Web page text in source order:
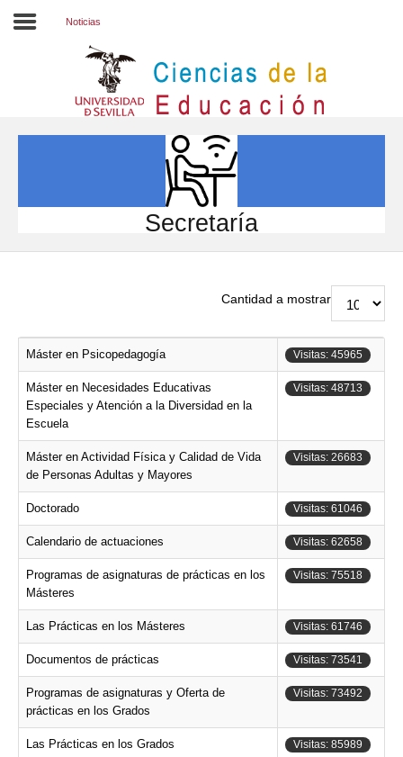
INVESTIGACIÓN
Noticias
Secretaría
Cantidad a mostrar
Máster en Psicopedagogía Visitas: 45965
Máster en Necesidades Educativas
Especiales y Atención a la Diversidad en la
Escuela
Visitas: 48713
Máster en Actividad Física y Calidad de Vida
de Personas Adultas y Mayores
Visitas: 26683
Doctorado Visitas: 61046
Calendario de actuaciones Visitas: 62658
Programas de asignaturas de prácticas en los
Másteres
Visitas: 75518
Las Prácticas en los Másteres Visitas: 61746
Documentos de prácticas Visitas: 73541
Programas de asignaturas y Oferta de
prácticas en los Grados
Visitas: 73492
Las Prácticas en los Grados Visitas: 85989